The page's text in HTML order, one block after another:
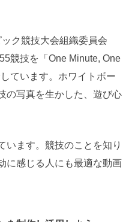
ク競技大会組織委員会
競技を「One Minute, One
ています。ホワイトボー
の写真を生かした、遊び心
います。競技のことを知り
に感じる人にも最適な動画